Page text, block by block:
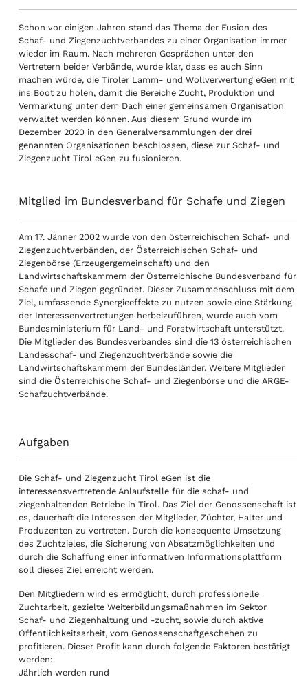
Schon vor einigen Jahren stand das Thema der Fusion des
Schaf- und Ziegenzuchtverbandes zu einer Organisation immer
wieder im Raum. Nach mehreren Gesprächen unter den
Vertretern beider Verbände, wurde klar, dass es auch Sinn
machen würde, die Tiroler Lamm- und Wollverwertung eGen mit
ins Boot zu holen, damit die Bereiche Zucht, Produktion und
Vermarktung unter dem Dach einer gemeinsamen Organisation
verwaltet werden können. Aus diesem Grund wurde im
Dezember 2020 in den Generalversammlungen der drei
genannten Organisationen beschlossen, diese zur Schaf- und
Ziegenzucht Tirol eGen zu fusionieren.
Mitglied im Bundesverband für Schafe und Ziegen
Am 17. Jänner 2002 wurde von den österreichischen Schaf- und
Ziegenzuchtverbänden, der Österreichischen Schaf- und
Ziegenbörse (Erzeugergemeinschaft) und den
Landwirtschaftskammern der Österreichische Bundesverband für
Schafe und Ziegen gegründet. Dieser Zusammenschluss mit dem
Ziel, umfassende Synergieeffekte zu nutzen sowie eine Stärkung
der Interessenvertretungen herbeizuführen, wurde auch vom
Bundesministerium für Land- und Forstwirtschaft unterstützt.
Die Mitglieder des Bundesverbandes sind die 13 österreichischen
Landesschaf- und Ziegenzuchtverbände sowie die
Landwirtschaftskammern der Bundesländer. Weitere Mitglieder
sind die Österreichische Schaf- und Ziegenbörse und die ARGE-
Schafzuchtverbände.
Aufgaben
Die Schaf- und Ziegenzucht Tirol eGen ist die
interessensvertretende Anlaufstelle für die schaf- und
ziegenhaltenden Betriebe in Tirol. Das Ziel der Genossenschaft ist
es, dauerhaft die Interessen der Mitglieder, Züchter, Halter und
Produzenten zu vertreten. Durch die konsequente Umsetzung
des Zuchtzieles, die Sicherung von Absatzmöglichkeiten und
durch die Schaffung einer informativen Informationsplattform
soll dieses Ziel erreicht werden.
Den Mitgliedern wird es ermöglicht, durch professionelle
Zuchtarbeit, gezielte Weiterbildungsmaßnahmen im Sektor
Schaf- und Ziegenhaltung und -zucht, sowie durch aktive
Öffentlichkeitsarbeit, vom Genossenschaftgeschehen zu
profitieren. Dieser Profit kann durch folgende Faktoren bestätigt
werden:
Jährlich werden rund